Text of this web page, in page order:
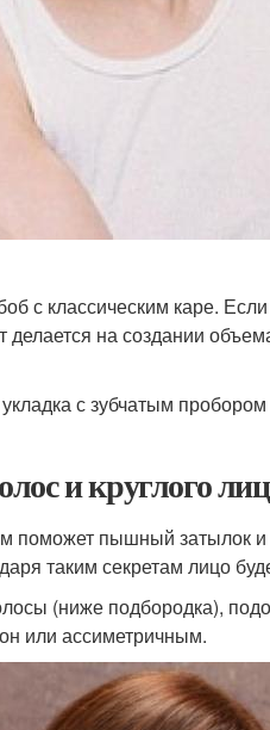
с классическим каре.
делается на создании
с зубчатым
и круглого
поможет пышный затылок и
таким секретам лицо
(ниже подбородка),
или ассиметричным.